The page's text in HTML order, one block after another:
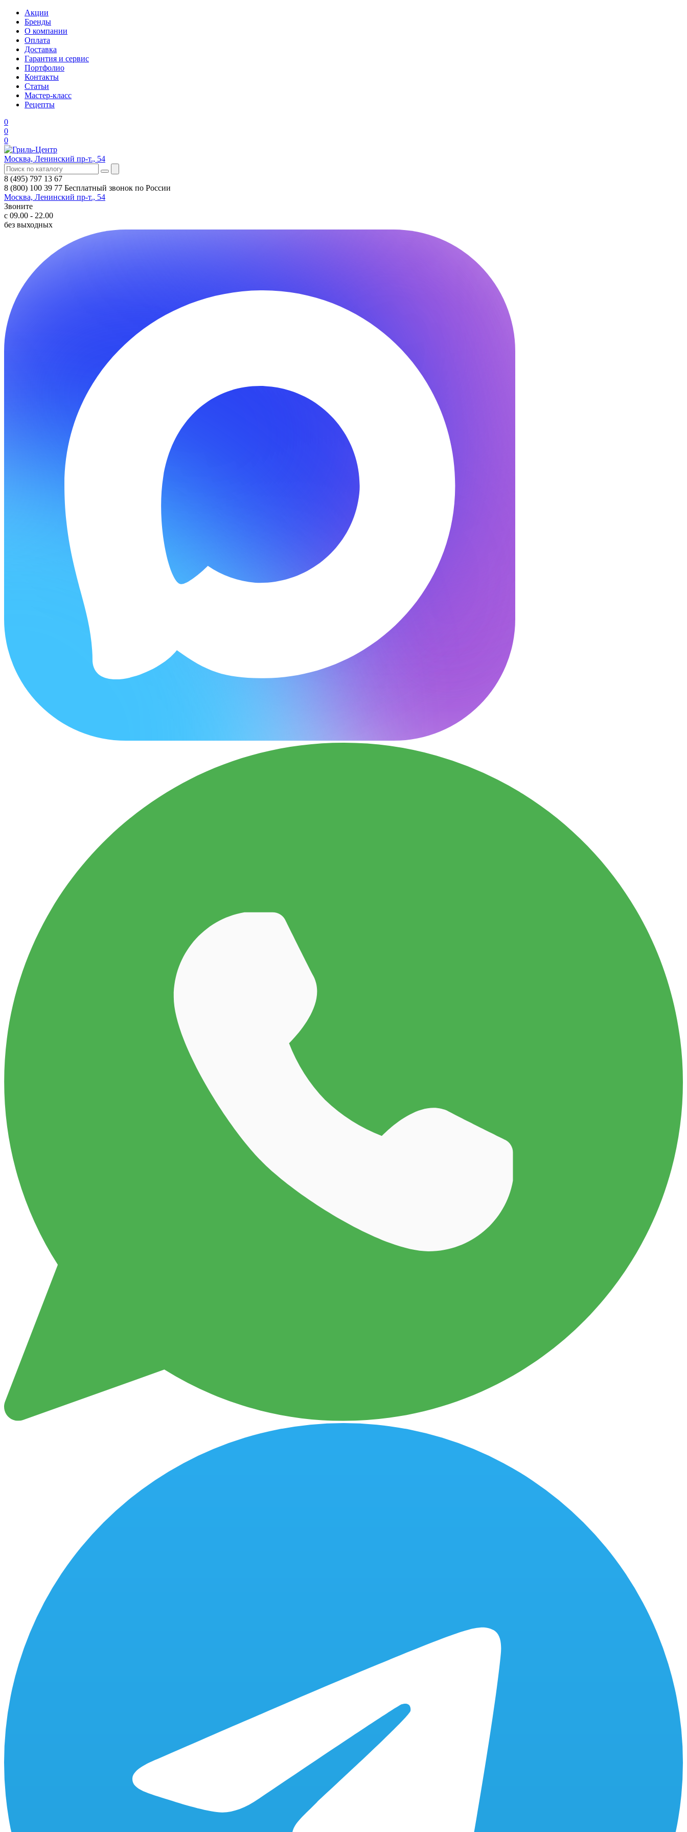
Акции
Бренды
О компании
Оплата
Доставка
Гарантия и сервис
Портфолио
Контакты
Статьи
Мастер-класс
Рецепты
0
0
0
Москва, Ленинский пр-т., 54
8 (495) 797 13 67
8 (800) 100 39 77 Бесплатный звонок по России
Москва, Ленинский пр-т., 54
Звоните
с 09.00 - 22.00
без выходных